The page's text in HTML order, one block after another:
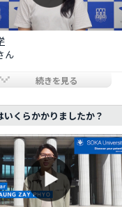
ん
続きを見る
くらかかりましたか？